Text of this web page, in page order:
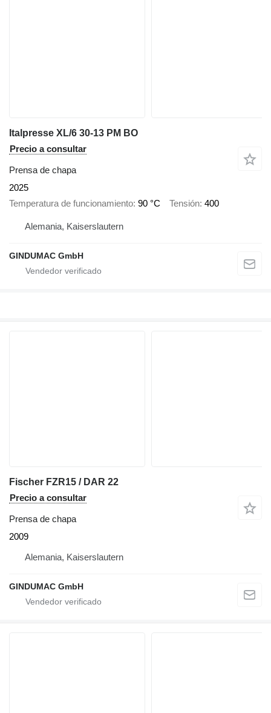
Italpresse XL/6 30-13 PM BO
Precio a consultar
Prensa de chapa
2025
Temperatura de funcionamiento 90 °C Tensión 400
Alemania, Kaiserslautern
GINDUMAC GmbH
Fischer FZR15 / DAR 22
Precio a consultar
Prensa de chapa
2009
Alemania, Kaiserslautern
GINDUMAC GmbH